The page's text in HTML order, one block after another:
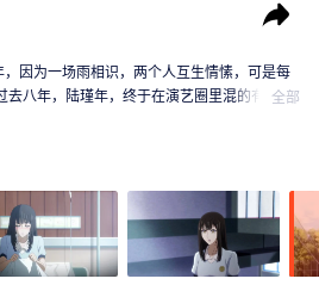
因为一场雨相识，两个人互生情愫，可是每
去八年，陆瑾年，终于在演艺圈里混的有了起
再次重逢，并开始扮演假未婚夫妻。两人的
。直到陆瑾年两人互相坦露心迹，重修旧
误会和旁人的阻隔而生隙，直到最后乔安好知
全部